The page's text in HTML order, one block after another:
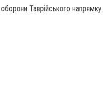
Таврійського напрямку.